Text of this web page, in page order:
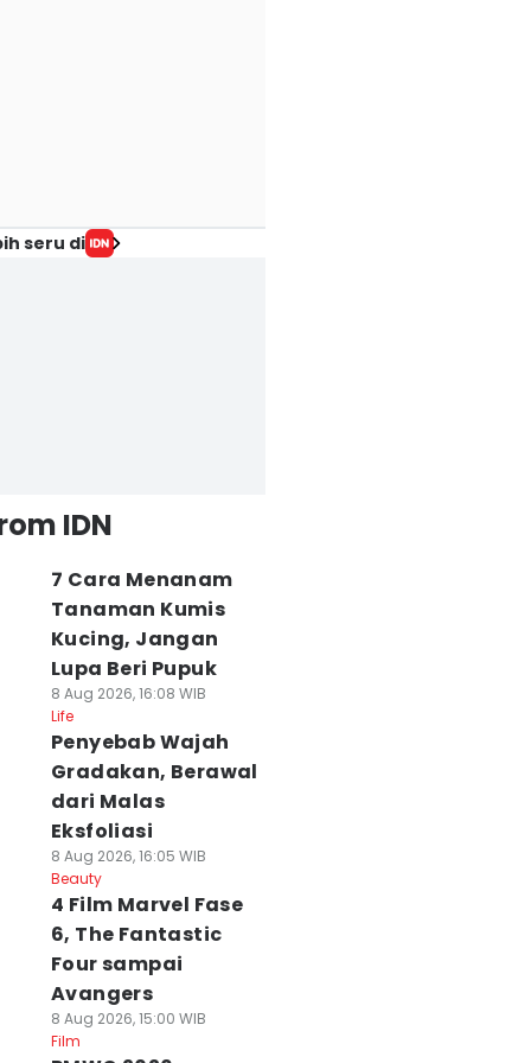
seru di
IDN
7 Cara Menanam
Tanaman Kumis
Kucing, Jangan
Lupa Beri Pupuk
8 Aug 2026, 16:08 WIB
Life
Penyebab Wajah
Gradakan, Berawal
dari Malas
Eksfoliasi
8 Aug 2026, 16:05 WIB
Beauty
4 Film Marvel Fase
6, The Fantastic
Four sampai
Avangers
8 Aug 2026, 15:00 WIB
Film